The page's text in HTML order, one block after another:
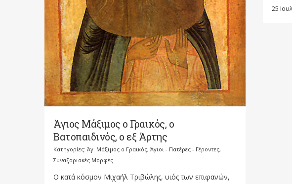
Άγιος Μάξιμος ο Γραικός, ο
Βατοπαιδινός, ο εξ Άρτης
Κατηγορίες: Άγ. Μάξιμος ο Γραικός, Άγιοι - Πατέρες - Γέροντες,
Συναξαριακές Μορφές
Ο κατά κόσμον Μιχαήλ Τριβώλης, υιός των επιφανών,
25